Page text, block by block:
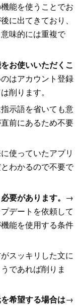
能を使うことでお
に出てきており、
味的には重複で
お使いいただくこ
はアカウント登録
削ります。
示語を省いても意
前にあるため不要
使っていたアプリ
わかるので不要で
要があります。 →
デートを依頼して
能を使用する条件
スッキリした文に
であれば削りま
希望する場合は→